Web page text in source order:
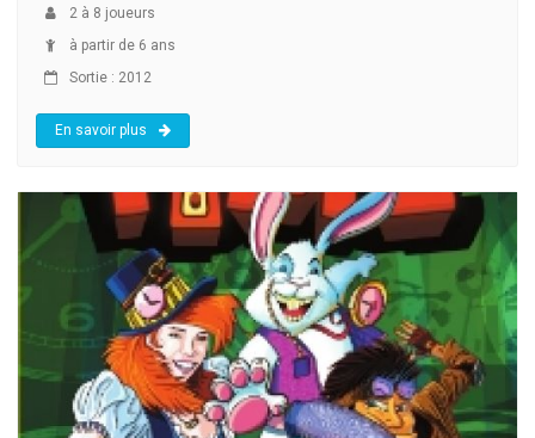
2 à 8 joueurs
à partir de 6 ans
Sortie : 2012
En savoir plus